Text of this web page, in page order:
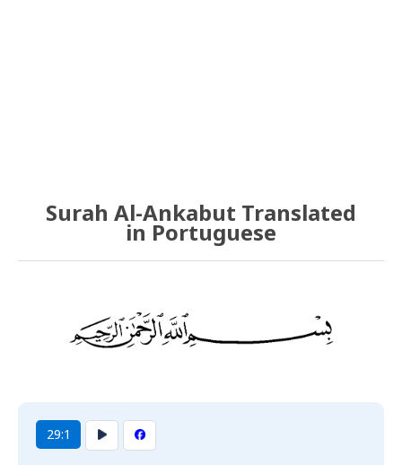
Surah Al-Ankabut Translated
in Portuguese
29:1